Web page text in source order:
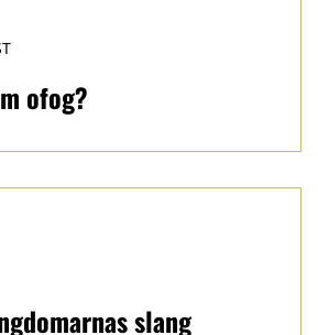
ofog?
slang